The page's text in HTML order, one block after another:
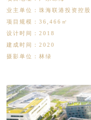
业主单位：珠海联港投资控股
项目规模：36,466㎡
设计时间：2018
建成时间：2020
摄影单位：林绿